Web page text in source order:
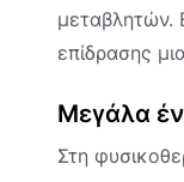
μεταβλητών.
επίδρασης
Μεγάλα
Στη